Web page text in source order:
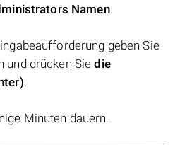
Namen.
geben Sie
und drücken Siedie
.
Minuten dauern.